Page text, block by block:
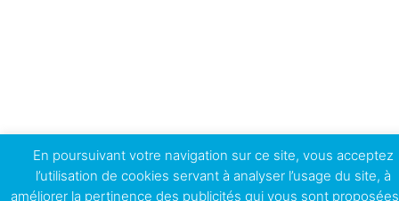
En poursuivant votre navigation sur ce site, vous acceptez
l’utilisation de cookies servant à analyser l’usage du site, à
améliorer la pertinence des publicités qui vous sont